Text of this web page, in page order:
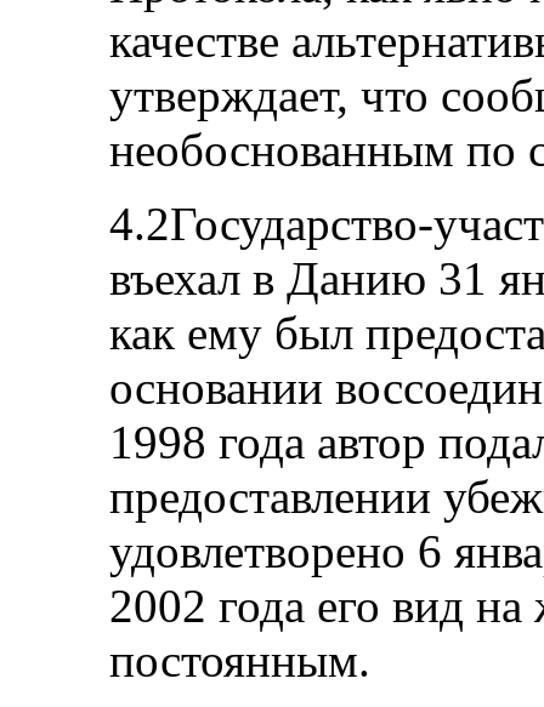
качестве
утверждает, что
необоснованным по
4.2Государство-
въехал в Данию 31
как ему был
основании
1998 года автор
предоставлении
удовлетворено 6
2002 года его вид на
постоянным.